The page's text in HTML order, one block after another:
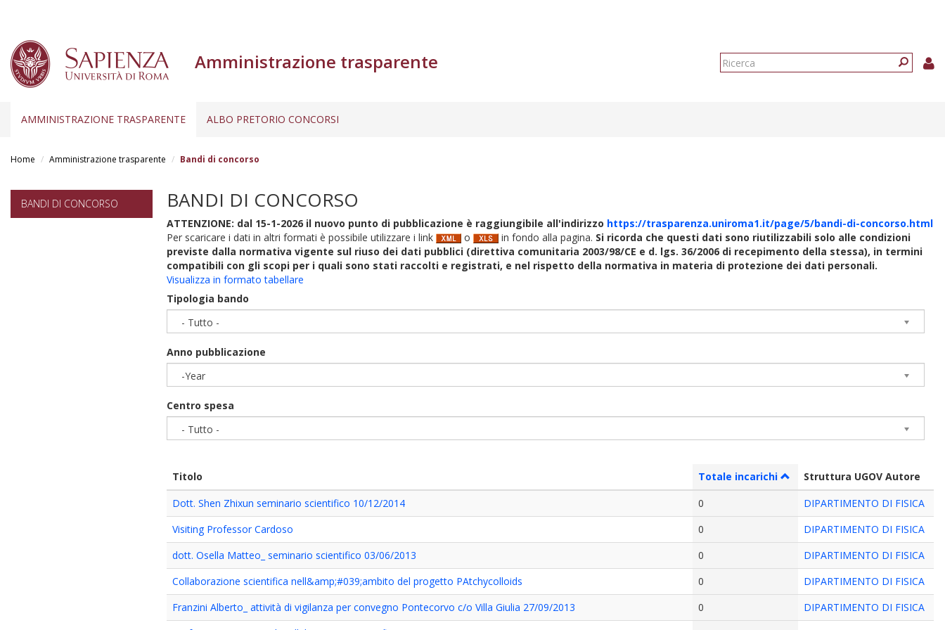
Amministrazione trasparente
Form
AMMINISTRAZIONE TRASPARENTE ALBO PRETORIO CONCORSI
Home Amministrazione trasparente Bandi di concorso
BANDI DI CONCORSO BANDI DI CONCORSO
ATTENZIONE: dal 15-1-2026 il nuovo punto di pubblicazione è raggiungibile all'indirizzo https://trasparenza.uniroma1.it/page/5/bandi-di-concorso.html
Per scaricare i dati in altri formati è possibile utilizzare i link
o in fondo alla pagina. Si ricorda che questi dati sono riutilizzabili solo alle condizioni
previste dalla normativa vigente sul riuso dei dati pubblici (direttiva comunitaria 2003/98/CE e d. lgs. 36/2006 di recepimento della stessa), in termini
compatibili con gli scopi per i quali sono stati raccolti e registrati, e nel rispetto della normativa in materia di protezione dei dati personali.
Visualizza in formato tabellare
Tipologia bando
- Tutto -
Anno pubblicazione
-Year
Centro spesa
- Tutto -
Titolo Totale incarichi
Struttura UGOV Autore
Dott. Shen Zhixun seminario scientifico 10/12/2014
0
DIPARTIMENTO DI FISICA
Visiting Professor Cardoso
0
DIPARTIMENTO DI FISICA
dott. Osella Matteo_ seminario scientifico 03/06/2013
0
DIPARTIMENTO DI FISICA
Collaborazione scientifica nell&amp;#039;ambito del progetto PAtchycolloids
0
DIPARTIMENTO DI FISICA
Franzini Alberto_ attività di vigilanza per convegno Pontecorvo c/o Villa Giulia 27/09/2013
0
DIPARTIMENTO DI FISICA